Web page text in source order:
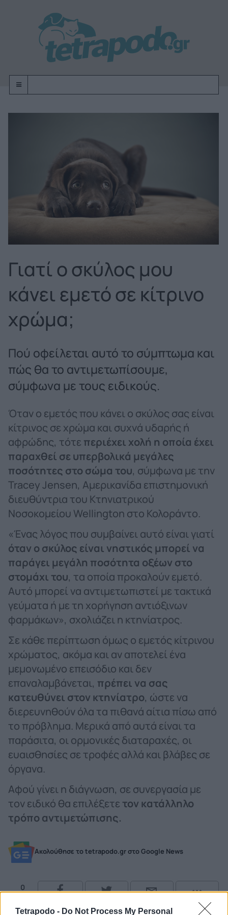
Tetrapodo - Do Not Process My Personal
OFF-CANVAS-TOGGLE
Γιατί ο σκύλος μου
κάνει εμετό σε κίτρινο
χρώμα;
Πού οφείλεται αυτό το σύμπτωμα και
πώς θα το αντιμετωπίσουμε,
σύμφωνα με τους ειδικούς.
Όταν ο εμετός που κάνει ο σκύλος σας είναι
κίτρινος σε χρώμα και συχνά υδαρής ή
αφρώδης, τότε περιέχει χολή η οποία έχει
παραχθεί σε υπερβολικά μεγάλες
ποσότητες στο σώμα του, σύμφωνα με την
Tracey Jensen, Αμερικανίδα επιστημονική
διευθύντρια του Κτηνιατρικού
Νοσοκομείου Wellington στο Κολοράντο.
«Ένας λόγος που συμβαίνει αυτό είναι γιατί
όταν ο σκύλος είναι νηστικός μπορεί να
παράγει μεγάλη ποσότητα οξέων στο
στομάχι του, τα οποία προκαλούν εμετό.
Αυτό μπορεί να αντιμετωπιστεί με τακτικά
γεύματα ή με τη χορήγηση αντιόξινων
φαρμάκων», σχολιάζει η κτηνίατρος.
Σε κάθε περίπτωση όμως ο εμετός κίτρινου
χρώματος, ακόμα και αν αποτελεί ένα
μεμονωμένο επεισόδιο και δεν
επαναλαμβάνεται, πρέπει να σας
κατευθύνει στον κτηνίατρο, ώστε να
διερευνηθούν όλα τα πιθανά αίτια πίσω από
το πρόβλημα. Μερικά από αυτά είναι τα
παράσιτα, οι ορμονικές διαταραχές, οι
ευαισθησίες σε τροφές αλλά και βλάβες σε
όργανα.
Αφού γίνει η διάγνωση, σε συνεργασία με
τον ειδικό θα επιλέξετε τον κατάλληλο
τρόπο αντιμετώπισης.
Ακολούθησε το tetrapodo.gr στο Google News
0